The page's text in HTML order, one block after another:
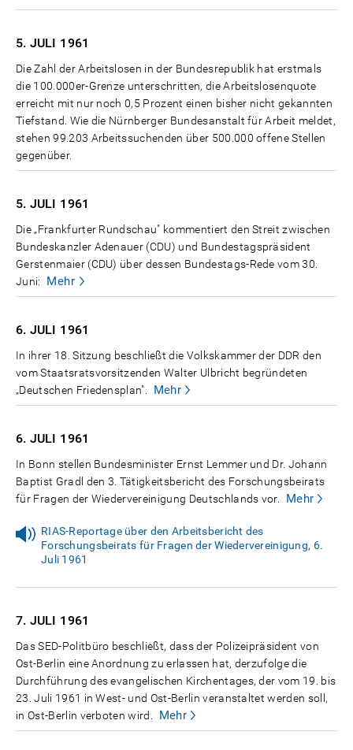
5. JULI 1961
Die Zahl der Arbeitslosen in der Bundesrepublik hat erstmals
die 100.000er-Grenze unterschritten, die Arbeitslosenquote
erreicht mit nur noch 0,5 Prozent einen bisher nicht gekannten
Tiefstand. Wie die Nürnberger Bundesanstalt für Arbeit meldet,
stehen 99.203 Arbeitssuchenden über 500.000 offene Stellen
gegenüber.
5. JULI 1961
Die „Frankfurter Rundschau" kommentiert den Streit zwischen
Bundeskanzler Adenauer (CDU) und Bundestagspräsident
Gerstenmaier (CDU) über dessen Bundestags-Rede vom 30.
Juni:
Mehr
6. JULI 1961
In ihrer 18. Sitzung beschließt die Volkskammer der DDR den
vom Staatsratsvorsitzenden Walter Ulbricht begründeten
„Deutschen Friedensplan".
Mehr
6. JULI 1961
In Bonn stellen Bundesminister Ernst Lemmer und Dr. Johann
Baptist Gradl den 3. Tätigkeitsbericht des Forschungsbeirats
für Fragen der Wiedervereinigung Deutschlands vor.
Mehr
RIAS-Reportage über den Arbeitsbericht des
Forschungsbeirats für Fragen der Wiedervereinigung, 6.
Juli 1961
7. JULI 1961
Das SED-Politbüro beschließt, dass der Polizeipräsident von
Ost-Berlin eine Anordnung zu erlassen hat, derzufolge die
Durchführung des evangelischen Kirchentages, der vom 19. bis
23. Juli 1961 in West- und Ost-Berlin veranstaltet werden soll,
in Ost-Berlin verboten wird.
Mehr